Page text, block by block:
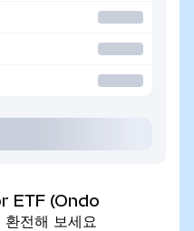
ETF (Ondo
전해 보세요